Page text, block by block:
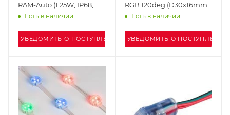
RAM-Auto (1.25W, IP68,
120 deg) (Arlight,
Есть в наличии
УВЕДОМИТЬ О ПОСТУПЛЕНИИ
RGB 120deg (D30x16mm,
0.75W, IP68) (Arlight,
Есть в наличии
УВЕДОМИТЬ О ПОСТУПЛЕНИИ